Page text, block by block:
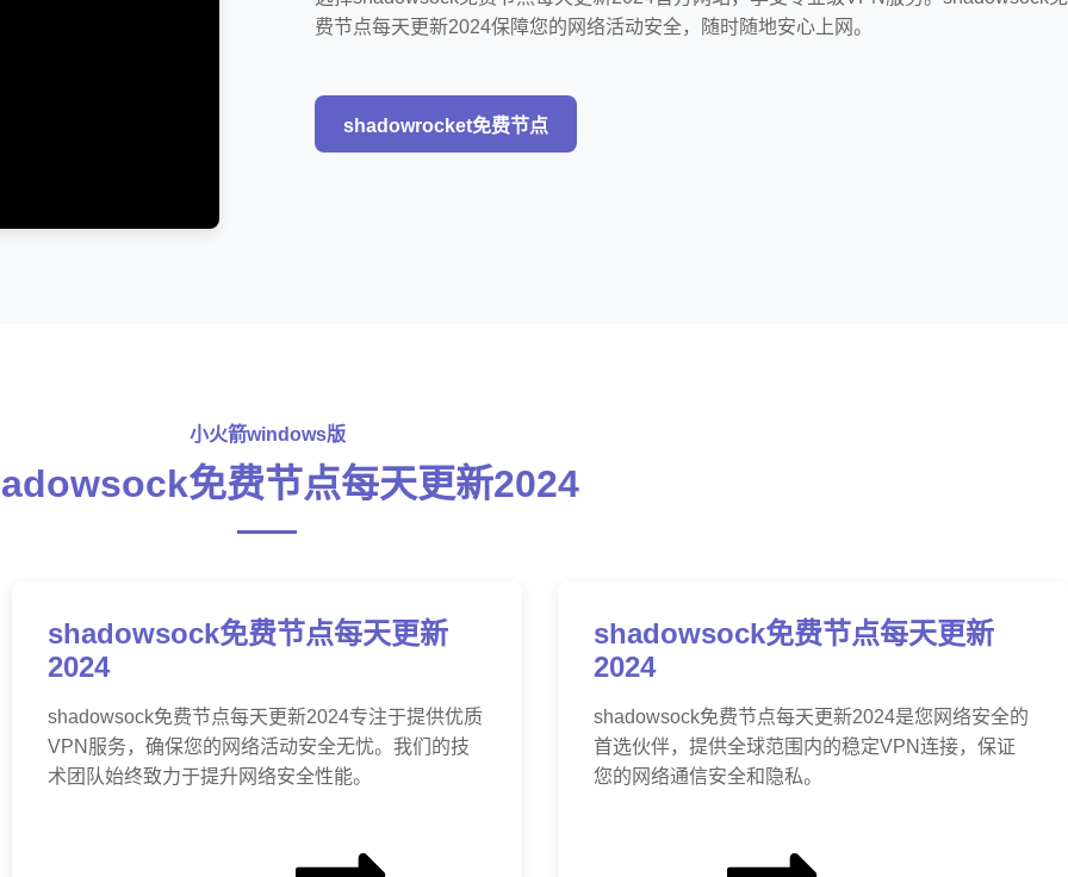
费节点每天更新2024保障您的网络活动安全，随时随地安心上网。
shadowrocket免费节点
小火箭windows版
免费节点每天更新2024
shadowsock免费节点每天更新
2024
shadowsock免费节点每天更新2024专注于提供优质
VPN服务，确保您的网络活动安全无忧。我们的技
术团队始终致力于提升网络安全性能。
shadowsock免费节点每天更新
2024
shadowsock免费节点每天更新2024是您网络安全的
首选伙伴，提供全球范围内的稳定VPN连接，保证
您的网络通信安全和隐私。